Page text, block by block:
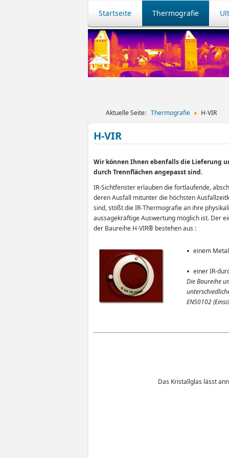
Startseite Thermografie
Aktuelle Seite: Thermografie H-VIR
H-VIR
Wir können Ihnen ebenfalls die Lieferung
durch Trennflächen angepasst sind.
IR-Sichtfenster erlauben die fortlaufende,
deren Ausfall mitunter die höchsten
sind, stößt die IR-Thermografie an ihre
aussagekräftige Auswertung möglich ist. Der
der Baureihe H-VIR® bestehen aus :
einem
einer IR-
Die Baureihe
EN50102
Das Kristallglas lässt